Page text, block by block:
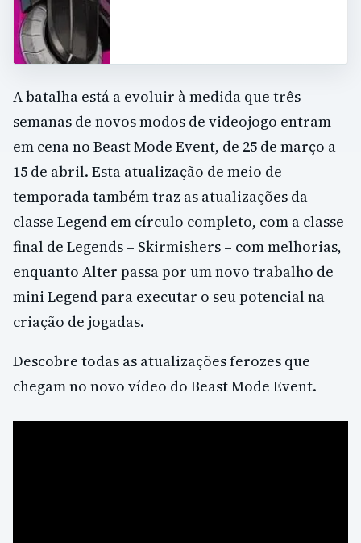
A batalha está a evoluir à medida que três
semanas de novos modos de videojogo entram
em cena no Beast Mode Event, de 25 de março a
15 de abril. Esta atualização de meio de
temporada também traz as atualizações da
classe Legend em círculo completo, com a classe
final de Legends – Skirmishers – com melhorias,
enquanto Alter passa por um novo trabalho de
mini Legend para executar o seu potencial na
criação de jogadas.
Descobre todas as atualizações ferozes que
chegam no novo vídeo do Beast Mode Event.